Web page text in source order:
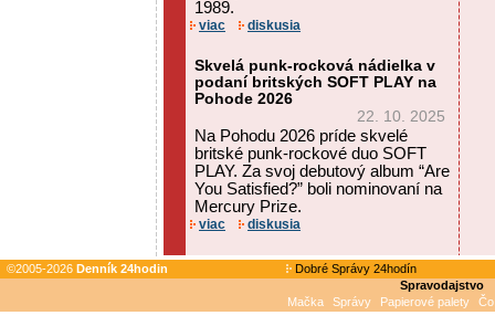
1989.
viac diskusia
Skvelá punk-rocková nádielka v
podaní britských SOFT PLAY na
Pohode 2026
22. 10. 2025
Na Pohodu 2026 príde skvelé
britské punk-rockové duo SOFT
PLAY. Za svoj debutový album “Are
You Satisfied?” boli nominovaní na
Mercury Prize.
viac diskusia
©2005-2026 Denník 24hodin
Dobré Správy 24hodín
Spravodajstvo
Mačka
Správy Papierové palety